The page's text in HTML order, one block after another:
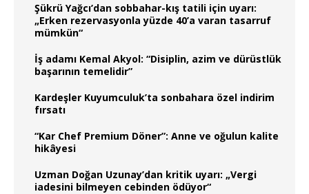
Şükrü Yağcı’dan sobbahar-kış tatili için uyarı:
„Erken rezervasyonla yüzde 40’a varan tasarruf
mümkün“
İş adamı Kemal Akyol: “Disiplin, azim ve dürüstlük
başarının temelidir”
Kardeşler Kuyumculuk’ta sonbahara özel indirim
fırsatı
“Kar Chef Premium Döner”: Anne ve oğulun kalite
hikâyesi
Uzman Doğan Uzunay’dan kritik uyarı: „Vergi
iadesini bilmeyen cebinden ödüyor“